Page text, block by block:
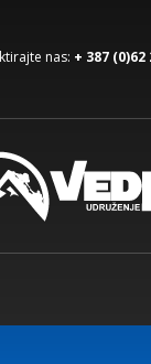
nas: + 387 (0)62